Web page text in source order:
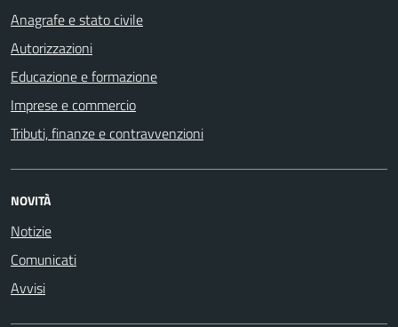
Anagrafe e stato civile
Autorizzazioni
Educazione e formazione
Imprese e commercio
Tributi, finanze e contravvenzioni
NOVITÀ
Notizie
Comunicati
Avvisi